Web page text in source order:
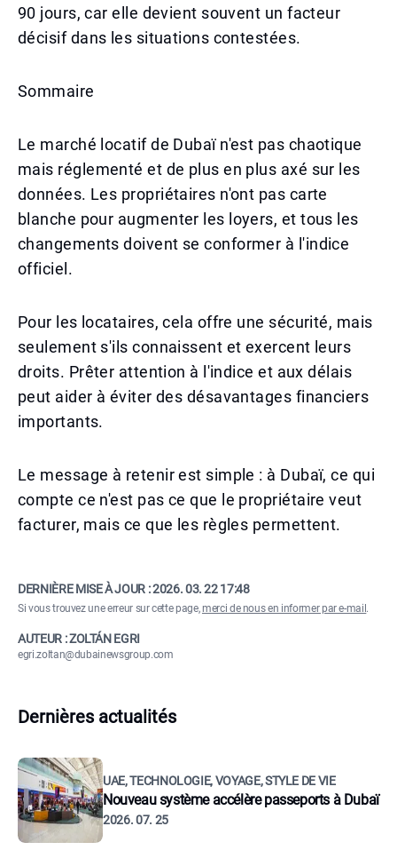
90 jours, car elle devient souvent un facteur
décisif dans les situations contestées.
Sommaire
Le marché locatif de Dubaï n'est pas chaotique
mais réglementé et de plus en plus axé sur les
données. Les propriétaires n'ont pas carte
blanche pour augmenter les loyers, et tous les
changements doivent se conformer à l'indice
officiel.
Pour les locataires, cela offre une sécurité, mais
seulement s'ils connaissent et exercent leurs
droits. Prêter attention à l'indice et aux délais
peut aider à éviter des désavantages financiers
importants.
Le message à retenir est simple : à Dubaï, ce qui
compte ce n'est pas ce que le propriétaire veut
facturer, mais ce que les règles permettent.
DERNIÈRE MISE À JOUR :2026. 03. 22 17:48
Si vous trouvez une erreur sur cette page,merci de nous en informer par e-mail .
AUTEUR : ZOLTÁN EGRI
egri.zoltan@dubainewsgroup.com
Dernières actualités
UAE, TECHNOLOGIE, VOYAGE, STYLE DE VIE
Nouveau système accélère passeports à Dubaï
2026. 07. 25